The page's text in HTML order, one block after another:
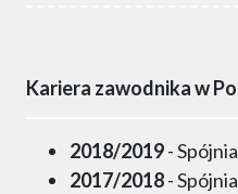
Kariera zawodnika w
2018/2019-
2017/2018-